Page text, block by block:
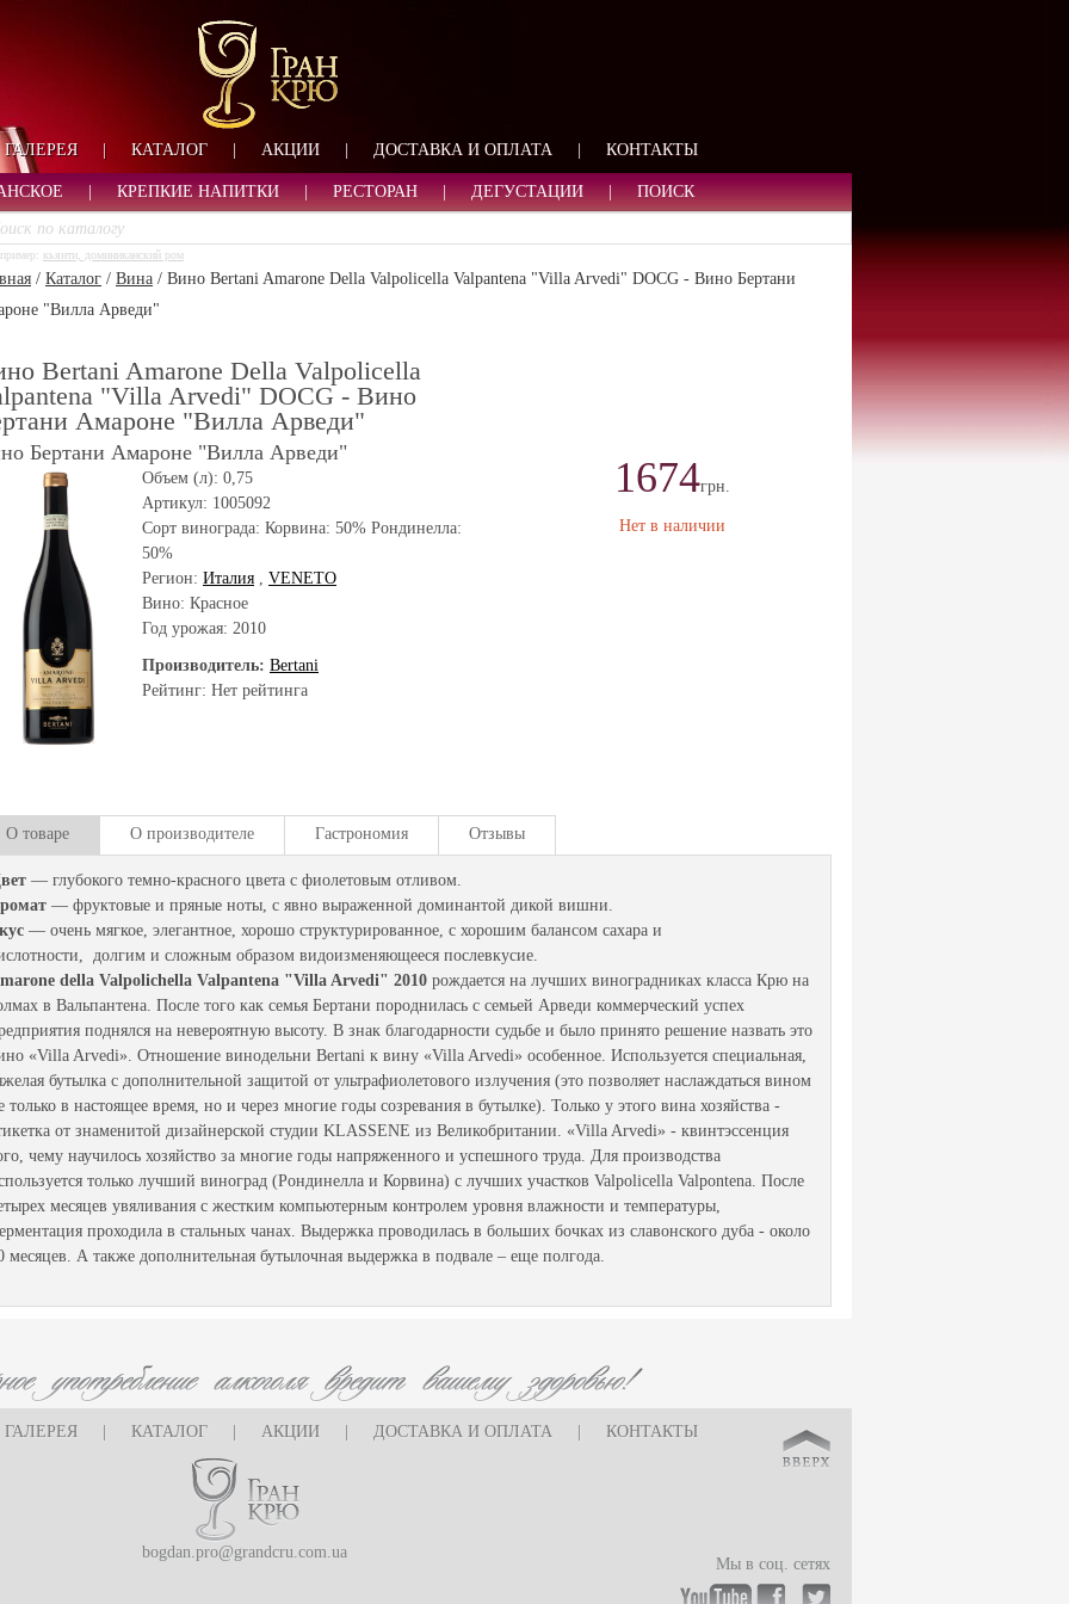
ЛОГИН
ЗАПОМНИТЬ МЕНЯ
ЗАБЫЛИ ПАРОЛЬ?
ВАШЕ ИМЯ:
ТЕЛЕФОН:
ИМЯ
ГАЛЕРЕЯ | КАТАЛОГ АКЦИИ ДОСТАВКА И ОПЛАТА КОНТАКТЫ
КРЕПКИЕ НАПИТКИ РЕСТОРАН ДЕГУСТАЦИИ ПОИСК
кьянти, доминиканский ром
/ Каталог / Вина / Вино Bertani Amarone Della Valpolicella Valpantena "Villa Arvedi" DOCG - Вино Бертани
"Вилла Арведи"
Bertani Amarone Della Valpolicella
"Villa Arvedi" DOCG - Вино
Амароне "Вилла Арведи"
Бертани Амароне "Вилла Арведи"
Объем (л): 0,75
Артикул: 1005092
Сорт винограда: Корвина: 50% Рондинелла:
50%
Регион: Италия , VENETO
Вино: Красное
Год урожая: 2010
Производитель: Bertani
Рейтинг: Нет рейтинга
1674грн.
Нет в наличии
О товаре О производителе Гастрономия Отзывы
— глубокого темно-красного цвета с фиолетовым отливом.
— фруктовые и пряные ноты, с явно выраженной доминантой дикой вишни.
— очень мягкое, элегантное, хорошо структурированное, с хорошим балансом сахара и
долгим и сложным образом видоизменяющееся послевкусие.
della Valpolichella Valpantena "Villa Arvedi" 2010 рождается на лучших виноградниках класса Крю на
в Вальпантена. После того как семья Бертани породнилась с семьей Арведи коммерческий успех
поднялся на невероятную высоту. В знак благодарности судьбе и было принято решение назвать это
«Villa Arvedi». Отношение винодельни Bertani к вину «Villa Arvedi» особенное. Используется специальная,
бутылка с дополнительной защитой от ультрафиолетового излучения (это позволяет наслаждаться вином
только в настоящее время, но и через многие годы созревания в бутылке). Только у этого вина хозяйства -
от знаменитой дизайнерской студии KLASSENE из Великобритании. «Villa Arvedi» - квинтэссенция
чему научилось хозяйство за многие годы напряженного и успешного труда. Для производства
только лучший виноград (Рондинелла и Корвина) с лучших участков Valpolicella Valpontena. После
месяцев увяливания с жестким компьютерным контролем уровня влажности и температуры,
проходила в стальных чанах. Выдержка проводилась в больших бочках из славонского дуба - около
месяцев. А также дополнительная бутылочная выдержка в подвале – еще полгода.
ГАЛЕРЕЯ КАТАЛОГ АКЦИИ ДОСТАВКА И ОПЛАТА КОНТАКТЫ
Мы в соц. сетях
bogdan.pro@grandcru.com.ua